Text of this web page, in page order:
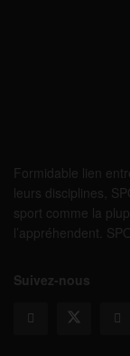
Formidable lien
leurs disciplines,
sport comme la
l’appréhendent.
Suivez-nous